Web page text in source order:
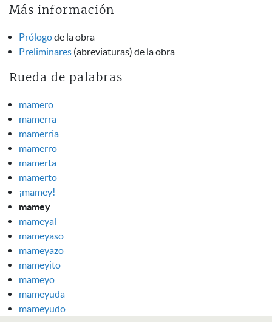
Más información
Prólogode la obra
Preliminares (abreviaturas) de la obra
Rueda de palabras
mamero
mamerra
mamerria
mamerro
mamerta
mamerto
¡mamey!
mamey
mameyal
mameyaso
mameyazo
mameyito
mameyo
mameyuda
mameyudo